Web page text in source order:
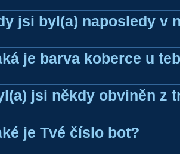
jsi byl(a) naposledy v
je barva koberce u
jsi někdy obviněn z
je Tvé číslo bot?